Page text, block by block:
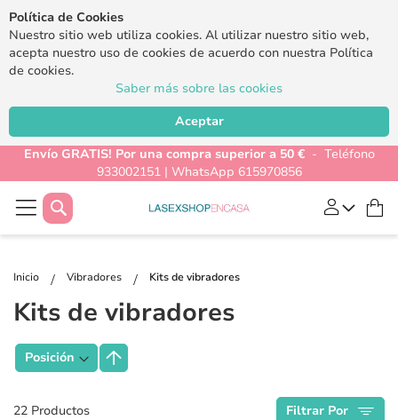
Política de Cookies
Nuestro sitio web utiliza cookies. Al utilizar nuestro sitio web,
acepta nuestro uso de cookies de acuerdo con nuestra Política
de cookies.
Saber más sobre las cookies
Aceptar
Envío GRATIS! Por una compra superior a 50 €- Teléfono
933002151 | WhatsApp 615970856
Buscar
Inicio Vibradores Kits de vibradores
Kits de vibradores
22 Productos Filtrar Por